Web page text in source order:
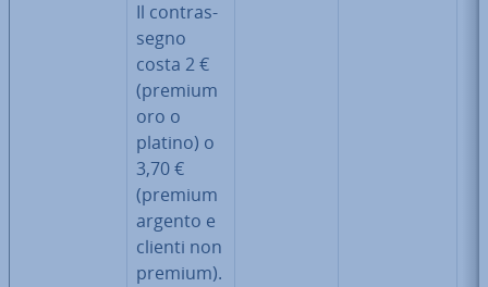
Il con­tras­
se­gno
costa 2 €
(premium
oro o
platino) o
3,70 €
(premium
argento e
clienti non
premium).